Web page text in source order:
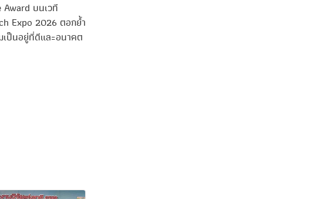
บนเวที
Expo 2026 ตอกย้ำ
เป็นอยู่ที่ดีและอนาคต